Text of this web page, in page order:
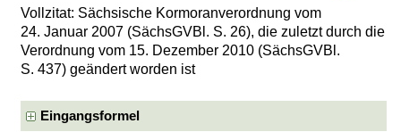
Vollzitat: Sächsische Kormoranverordnung vom
24. Januar 2007 (SächsGVBl. S. 26), die zuletzt durch die
Verordnung vom 15. Dezember 2010 (SächsGVBl.
S. 437) geändert worden ist
Eingangsformel